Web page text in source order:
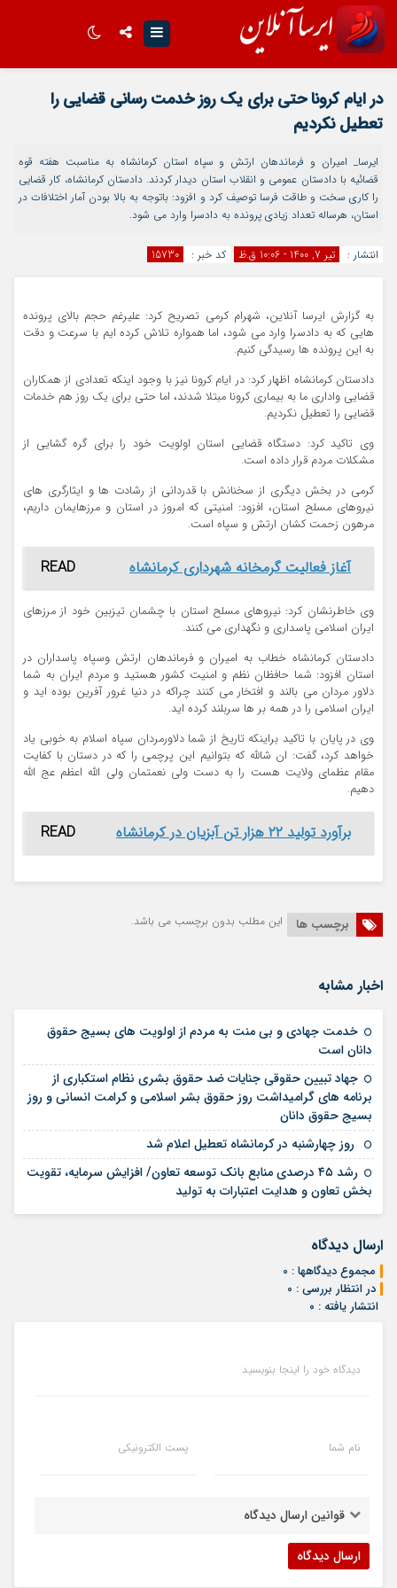
سروش
اپلیکیشن
در ایام کرونا حتی برای یک روز خدمت رسانی قضایی را
تعطیل نکردیم
ایرسا_ امیران و فرماندهان ارتش و سپاه استان کرمانشاه به مناسبت هفته قوه
قضائیه با دادستان عمومی و انقلاب استان دیدار کردند. دادستان کرمانشاه، کار قضایی
را کاری سخت و طاقت فرسا توصیف کرد و افزود: باتوجه به بالا بودن آمار اختلافات در
استان، هرساله تعداد زیادی پرونده به دادسرا وارد می شود.
انتشار : تیر 7, 1400 - 10:06 ق.ظ کد خبر : 15730
به گزارش ایرسا آنلاین، شهرام کرمی تصریح کرد: علیرغم حجم بالای پرونده
هایی که به دادسرا وارد می شود، اما همواره تلاش کرده ایم با سرعت و دقت
به این پرونده ها رسیدگی کنیم.
دادستان کرمانشاه اظهار کرد: در ایام کرونا نیز با وجود اینکه تعدادی از همکاران
قضایی واداری ما به بیماری کرونا مبتلا شدند، اما حتی برای یک روز هم خدمات
قضایی را تعطیل نکردیم.
وی تاکید کرد: دستگاه قضایی استان اولویت خود را برای گره گشایی از
مشکلات مردم قرار داده است.
کرمی در بخش دیگری از سخنانش با قدردانی از رشادت ها و ایثارگری های
نیروهای مسلح استان، افزود: امنیتی که امروز در استان و مرزهایمان داریم،
مرهون زحمت کشان ارتش و سپاه است.
READ آغاز فعالیت گرمخانه شهرداری کرمانشاه
وی خاطرنشان کرد: نیروهای مسلح استان با چشمان تیزبین خود از مرزهای
ایران اسلامی پاسداری و نگهداری می کنند.
دادستان کرمانشاه خطاب به امیران و فرماندهان ارتش وسپاه پاسداران در
استان افزود: شما حافظان نظم و امنیت کشور هستید و مردم ایران به شما
دلاور مردان می بالند و افتخار می کنند چراکه در دنیا غرور آفرین بوده اید و
ایران اسلامی را در همه بر ها سربلند کرده اید.
وی در پایان با تاکید براینکه تاریخ از شما دلاورمردان سپاه اسلام به خوبی یاد
خواهد کرد، گفت: ان شالله که بتوانیم این پرچمی را که در دستان با کفایت
مقام عظمای ولایت هست را به دست ولی نعمتمان ولی الله اعظم عج الله
دهیم.
READ برآورد تولید ۲۲ هزار تن آبزیان در کرمانشاه
برچسب ها این مطلب بدون برچسب می باشد.
اخبار مشابه
خدمت جهادی و بی منت به مردم از اولویت های بسیج حقوق
دانان است
جهاد تبیین حقوقی جنایات ضد حقوق بشری نظام استکباری از
برنامه های گرامیداشت روز حقوق بشر اسلامی و کرامت انسانی و روز
بسیج حقوق دانان
روز چهارشنبه در کرمانشاه تعطیل اعلام شد
رشد ۴۵ درصدی منابع بانک توسعه تعاون/ افزایش سرمایه، تقویت
بخش تعاون و هدایت اعتبارات به تولید
ارسال دیدگاه
مجموع دیدگاهها : 0
در انتظار بررسی : 0
انتشار یافته : ۰
دیدگاه خود را اینجا بنویسید
نام شما پست الکترونیکی
قوانین ارسال دیدگاه